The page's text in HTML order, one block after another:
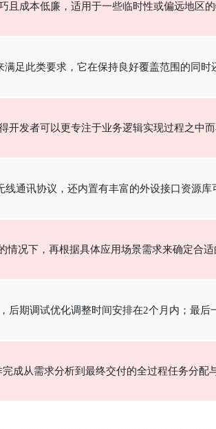
且成本低廉，适用于一些临时性或偏远地区
足此类要求，它在保持良好覆盖范围的同时
开发者可以更专注于业务逻辑实现过程之中
通讯协议，还内置有丰富的外设接口资源
况下，再根据具体应用场景需求来确定合
期调试优化调整时间安排在2个月内；最后
成从需求分析到最终交付的全过程任务分配